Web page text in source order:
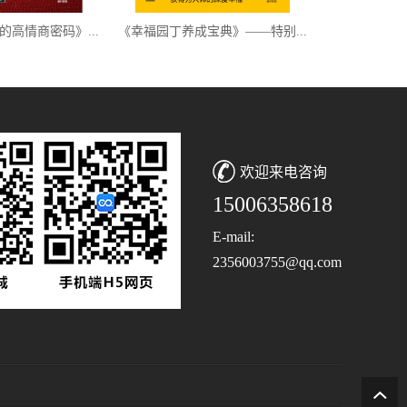
高情商密码》... 《幸福园丁养成宝典》——特别...
欢迎来电咨询
15006358618
E-mail:
2356003755@qq.com